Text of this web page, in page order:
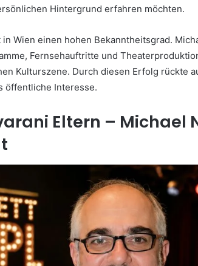
Hintergrund erfahren möchten.
in Wien einen hohen Bekanntheitsgrad.
Fernsehauftritte und
Kulturszene. Durch diesen Erfolg rückte
öffentliche Interesse.
Eltern – Michael